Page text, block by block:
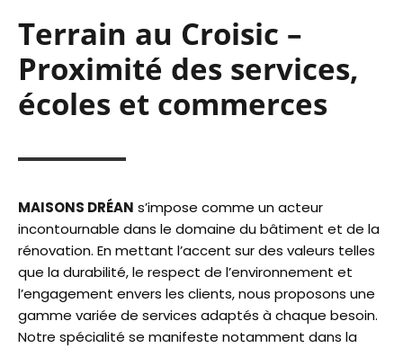
Terrain au Croisic –
Proximité des services,
écoles et commerces
MAISONS DRÉAN s’impose comme un acteur
incontournable dans le domaine du bâtiment et de la
rénovation. En mettant l’accent sur des valeurs telles
que la durabilité, le respect de l’environnement et
l’engagement envers les clients, nous proposons une
gamme variée de services adaptés à chaque besoin.
Notre spécialité se manifeste notamment dans la